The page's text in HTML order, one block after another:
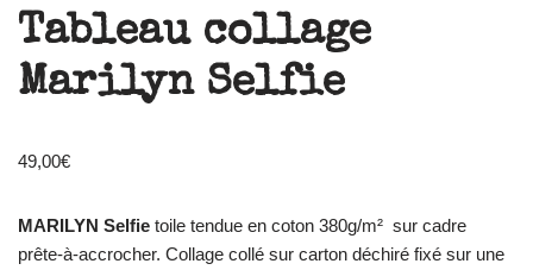
Tableau collage
Marilyn Selfie
49,00€
MARILYN Selfie toile tendue en coton 380g/m² sur cadre
prête-à-accrocher. Collage collé sur carton déchiré fixé sur une